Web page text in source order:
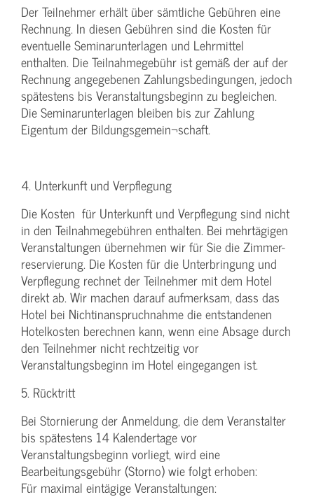
Der Teilnehmer erhält über sämtliche Gebühren eine
Rechnung. In diesen Gebühren sind die Kosten für
eventuelle Seminarunterlagen und Lehrmittel
enthalten. Die Teilnahmegebühr ist gemäß der auf der
Rechnung angegebenen Zahlungsbedingungen, jedoch
spätestens bis Veranstaltungsbeginn zu begleichen.
Die Seminarunterlagen bleiben bis zur Zahlung
Eigentum der Bildungsgemein¬schaft.
4. Unterkunft und Verpflegung
Die Kosten für Unterkunft und Verpflegung sind nicht
in den Teilnahmegebühren enthalten. Bei mehrtägigen
Veranstaltungen übernehmen wir für Sie die Zimmer-
reservierung. Die Kosten für die Unterbringung und
Verpflegung rechnet der Teilnehmer mit dem Hotel
direkt ab. Wir machen darauf aufmerksam, dass das
Hotel bei Nichtinanspruchnahme die entstandenen
Hotelkosten berechnen kann, wenn eine Absage durch
den Teilnehmer nicht rechtzeitig vor
Veranstaltungsbeginn im Hotel eingegangen ist.
5. Rücktritt
Bei Stornierung der Anmeldung, die dem Veranstalter
bis spätestens 14 Kalendertage vor
Veranstaltungsbeginn vorliegt, wird eine
Bearbeitungsgebühr (Storno) wie folgt erhoben:
Für maximal eintägige Veranstaltungen: